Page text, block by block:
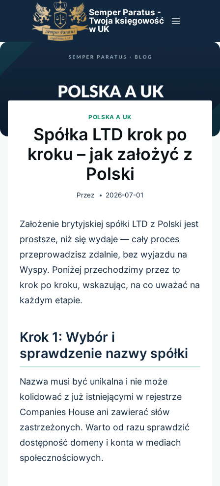
Semper Paratus -
Twoja księgowość
w UK
POLSKA A UK
Spółka LTD krok po
kroku – jak założyć z
Polski
Przez 2026-07-01
Założenie brytyjskiej spółki LTD z Polski jest
prostsze, niż się wydaje — cały proces
przeprowadzisz zdalnie, bez wyjazdu na
Wyspy. Poniżej przechodzimy przez to
krok po kroku, wskazując, na co uważać na
każdym etapie.
Krok 1: Wybór i
sprawdzenie nazwy spółki
Nazwa musi być unikalna i nie może
kolidować z już istniejącymi w rejestrze
Companies House ani zawierać słów
zastrzeżonych. Warto od razu sprawdzić
dostępność domeny i konta w mediach
społecznościowych.